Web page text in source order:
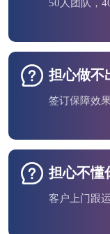
50人团队，
担心做不
签订保障效
担心不懂
客户上门跟